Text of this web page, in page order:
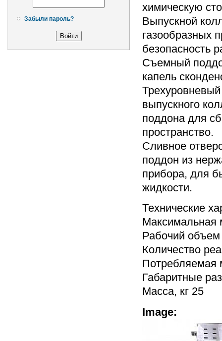
Забыли пароль?
химическую
Выпускной
газообразных
безопасность
Съемный
капель
выпускного
поддона для
пространство.
Сливное
поддон из
прибора, для
жидкости.
Технические
Максимальная
Рабочий
Количество
Потребляемая
Габаритные
Масса, кг 25
Image: